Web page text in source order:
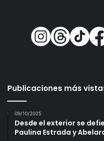
Publicaciones más
09/10/2025
Desde el exterior se
Paulina Estrada y